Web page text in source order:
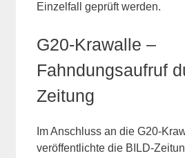
Einzelfall geprüft werden.
G20-Krawalle –
Fahndungsaufruf
Zeitung
Im Anschluss an die G20-
veröffentlichte die BILD-